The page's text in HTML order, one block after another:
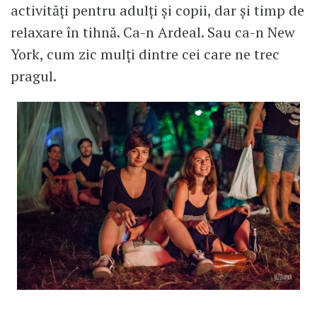
activități pentru adulți și copii, dar și timp de
relaxare în tihnă. Ca-n Ardeal. Sau ca-n New
York, cum zic mulți dintre cei care ne trec
pragul.